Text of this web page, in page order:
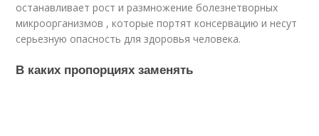
останавливает рост и размножение болезнетворных
микроорганизмов , которые портят консервацию и несут
серьезную опасность для здоровья человека.
В каких пропорциях заменять